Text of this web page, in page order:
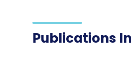
Publications